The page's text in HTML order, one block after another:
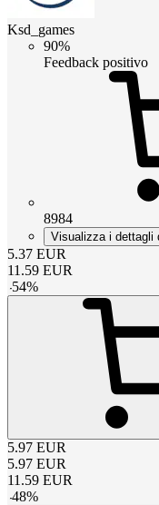
Ksd_games
90%
Feedback positivo
8984
Visualizza i dettagli
5.37 EUR
11.59 EUR
-54%
5.97 EUR
5.97 EUR
11.59 EUR
-48%